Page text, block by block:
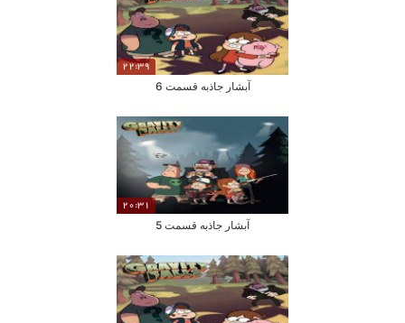
22:39
آبشار جاذبه قسمت 6
20:31
آبشار جاذبه قسمت 5